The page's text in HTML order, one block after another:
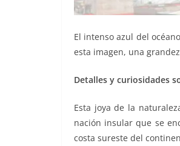
El intenso azul del
esta imagen, una
Detalles y curiosidades
Esta joya de la
nación insular que se
costa sureste del